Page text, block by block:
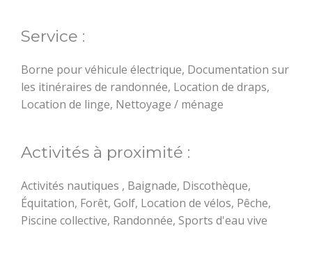
ART ET
CULTURE
Service :
Borne pour véhicule électrique, Documentation sur
les itinéraires de randonnée, Location de draps,
Location de linge, Nettoyage / ménage
Activités à proximité :
Activités nautiques , Baignade, Discothèque,
Équitation, Forêt, Golf, Location de vélos, Pêche,
Piscine collective, Randonnée, Sports d'eau vive